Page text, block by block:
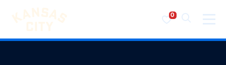
Bezoek KC